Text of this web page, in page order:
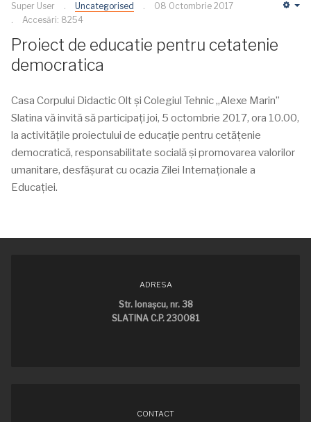
Super User Uncategorised
08 Octombrie 2017
Accesări: 8254
Proiect de educatie pentru cetatenie
democratica
Casa Corpului Didactic Olt și Colegiul Tehnic „Alexe Marin”
Slatina vă invită să participaţi joi, 5 octombrie 2017, ora 10.00,
la activitățile proiectului de educație pentru cetățenie
democratică, responsabilitate socială și promovarea valorilor
umanitare, desfășurat cu ocazia Zilei Internaționale a
Educației.
ADRESA
Str. Ionaşcu, nr. 38
SLATINA C.P. 230081
CONTACT